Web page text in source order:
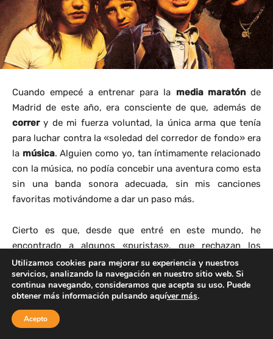
Utilizamos cookies para mejorar su experiencia y nuestros
servicios, analizando la navegación en nuestro sitio web. Si
continua navegando, consideramos que acepta su uso. Puede
obtener más información pulsando aquíver más.
Acepto